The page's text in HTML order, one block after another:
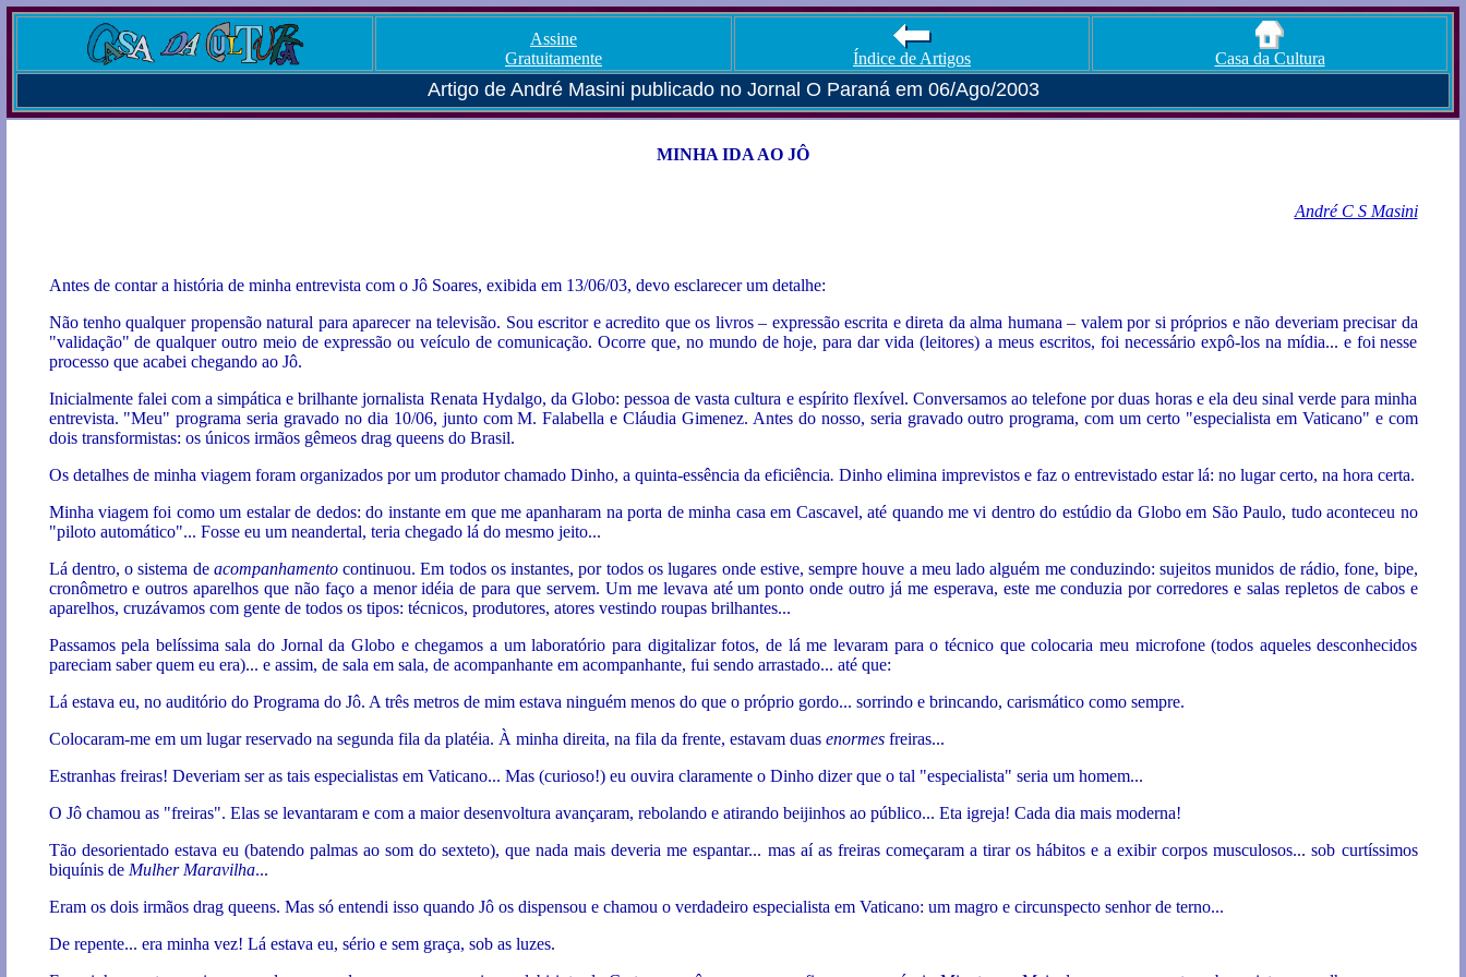
Assine
Gratuitamente
Índice de Artigos Casa da Cultura
Artigo de André Masini publicado no Jornal O Paraná em 06/Ago/2003
MINHA IDA AO JÔ
André C S Masini
Antes de contar a história de minha entrevista com o Jô Soares, exibida em 13/06/03, devo esclarecer um detalhe:
Não tenho qualquer propensão natural para aparecer na televisão. Sou escritor e acredito que os livros – expressão escrita e direta da alma humana – valem por si próprios e não deveriam precisar da
"validação" de qualquer outro meio de expressão ou veículo de comunicação. Ocorre que, no mundo de hoje, para dar vida (leitores) a meus escritos, foi necessário expô-los na mídia... e foi nesse
processo que acabei chegando ao Jô.
Inicialmente falei com a simpática e brilhante jornalista Renata Hydalgo, da Globo: pessoa de vasta cultura e espírito flexível. Conversamos ao telefone por duas horas e ela deu sinal verde para minha
entrevista. "Meu" programa seria gravado no dia 10/06, junto com M. Falabella e Cláudia Gimenez. Antes do nosso, seria gravado outro programa, com um certo "especialista em Vaticano" e com
dois transformistas: os únicos irmãos gêmeos drag queens do Brasil.
Os detalhes de minha viagem foram organizados por um produtor chamado Dinho, a quinta-essência da eficiência. Dinho elimina imprevistos e faz o entrevistado estar lá: no lugar certo, na hora certa.
Minha viagem foi como um estalar de dedos: do instante em que me apanharam na porta de minha casa em Cascavel, até quando me vi dentro do estúdio da Globo em São Paulo, tudo aconteceu no
"piloto automático"... Fosse eu um neandertal, teria chegado lá do mesmo jeito...
Lá dentro, o sistema de acompanhamentocontinuou. Em todos os instantes, por todos os lugares onde estive, sempre houve a meu lado alguém me conduzindo: sujeitos munidos de rádio, fone, bipe,
cronômetro e outros aparelhos que não faço a menor idéia de para que servem. Um me levava até um ponto onde outro já me esperava, este me conduzia por corredores e salas repletos de cabos e
aparelhos, cruzávamos com gente de todos os tipos: técnicos, produtores, atores vestindo roupas brilhantes...
Passamos pela belíssima sala do Jornal da Globo e chegamos a um laboratório para digitalizar fotos, de lá me levaram para o técnico que colocaria meu microfone (todos aqueles desconhecidos
pareciam saber quem eu era)... e assim, de sala em sala, de acompanhante em acompanhante, fui sendo arrastado... até que:
Lá estava eu, no auditório do Programa do Jô. A três metros de mim estava ninguém menos do que o próprio gordo... sorrindo e brincando, carismático como sempre.
Colocaram-me em um lugar reservado na segunda fila da platéia. À minha direita, na fila da frente, estavam duas enormes freiras...
Estranhas freiras! Deveriam ser as tais especialistas em Vaticano... Mas (curioso!) eu ouvira claramente o Dinho dizer que o tal "especialista" seria um homem...
O Jô chamou as "freiras". Elas se levantaram e com a maior desenvoltura avançaram, rebolando e atirando beijinhos ao público... Eta igreja! Cada dia mais moderna!
Tão desorientado estava eu (batendo palmas ao som do sexteto), que nada mais deveria me espantar... mas aí as freiras começaram a tirar os hábitos e a exibir corpos musculosos... sob curtíssimos
biquínis de Mulher Maravilha...
Eram os dois irmãos drag queens. Mas só entendi isso quando Jô os dispensou e chamou o verdadeiro especialista em Vaticano: um magro e circunspecto senhor de terno...
De repente... era minha vez! Lá estava eu, sério e sem graça, sob as luzes.